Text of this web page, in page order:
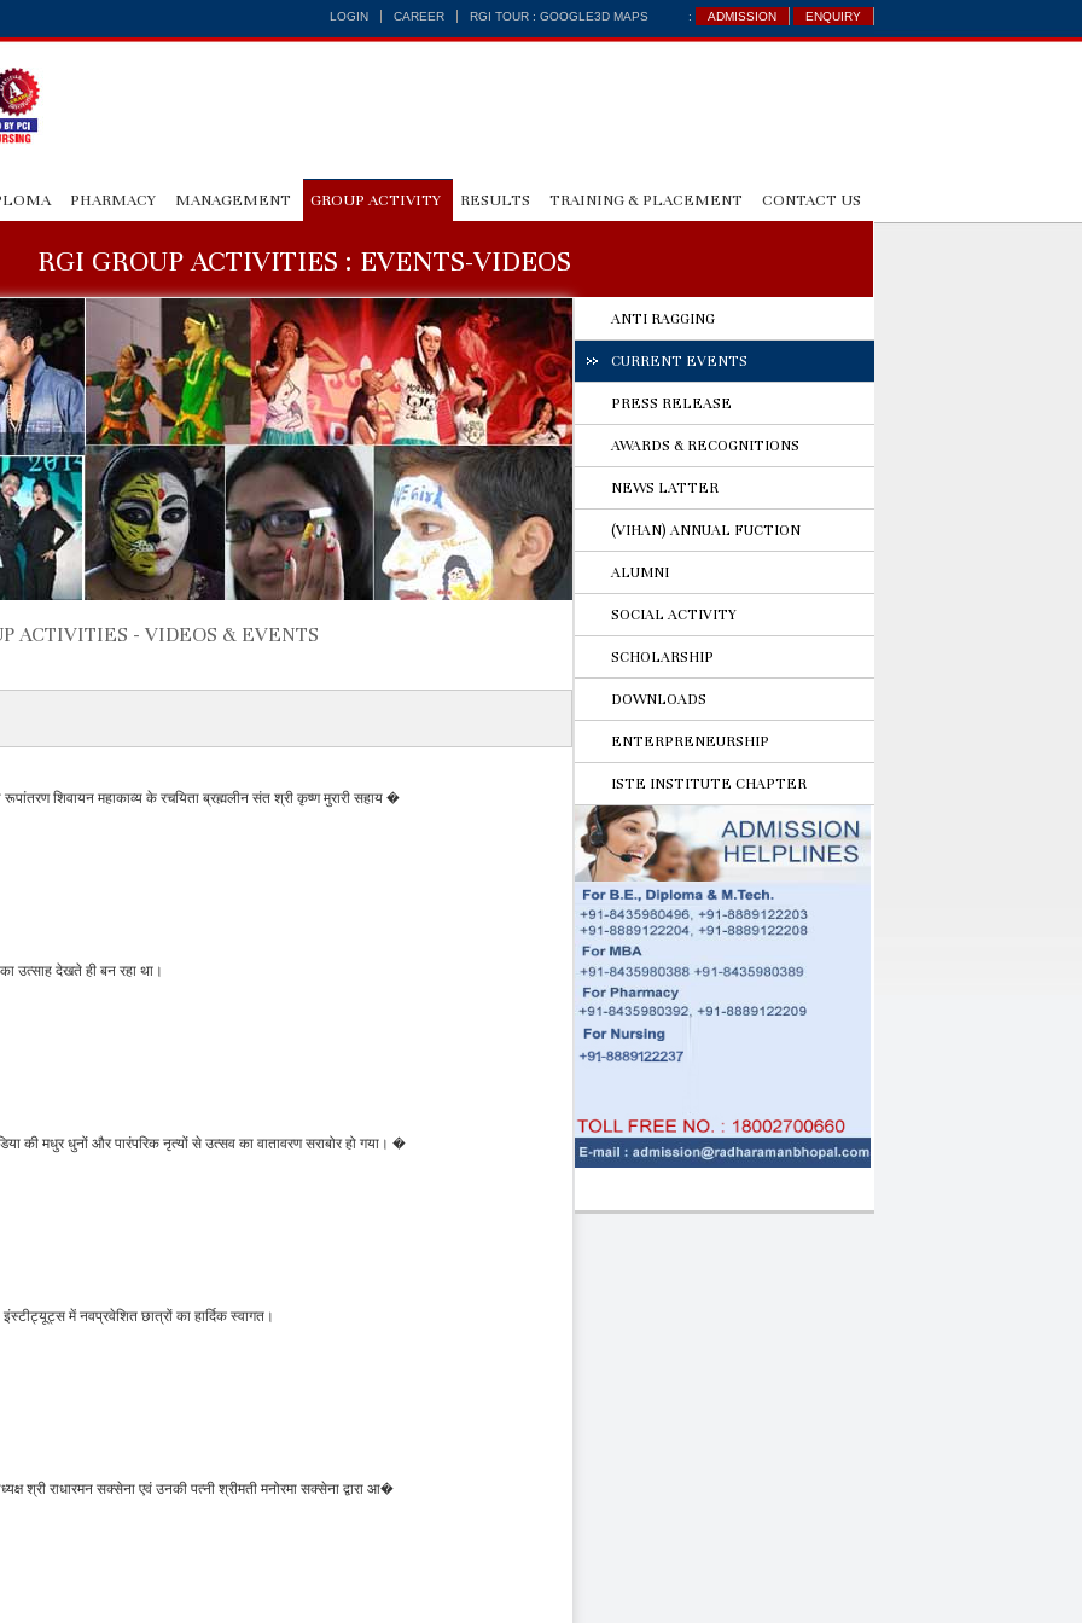
LOGIN CAREER RGI TOUR : GOOGLE3D MAPS : ADMISSION ENQUIRY
PHARMACY MANAGEMENT GROUP ACTIVITY RESULTS TRAINING & PLACEMENT CONTACT US
RGI GROUP ACTIVITIES : EVENTS-VIDEOS
ACTIVITIES - VIDEOS & EVENTS
रूपांतरण शिवायन महाकाव्य के रचयिता ब्रह्मलीन संत श्री कृष्ण मुरारी सहाय �
उत्साह देखते ही बन रहा था।
की मधुर धुनों और पारंपरिक नृत्यों से उत्सव का वातावरण सराबोर हो गया। �
में नवप्रवेशित छात्रों का हार्दिक स्वागत।
श्री राधारमन सक्सेना एवं उनकी पत्नी श्रीमती मनोरमा सक्सेना द्वारा आ�
ANTI RAGGING
CURRENT EVENTS
PRESS RELEASE
AWARDS & RECOGNITIONS
NEWS LATTER
(VIHAN) ANNUAL FUCTION
ALUMNI
SOCIAL ACTIVITY
SCHOLARSHIP
DOWNLOADS
ENTERPRENEURSHIP
ISTE INSTITUTE CHAPTER